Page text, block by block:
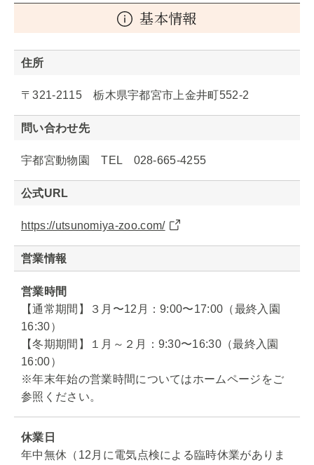
基本情報
住所
〒321-2115 栃木県宇都宮市上金井町552-2
問い合わせ先
宇都宮動物園 TEL 028-665-4255
公式URL
https://utsunomiya-zoo.com/
営業情報
営業時間
【通常期間】３月〜12月：9:00〜17:00（最終入園
16:30）
【冬期期間】１月～２月：9:30〜16:30（最終入園
16:00）
※年末年始の営業時間についてはホームページをご
参照ください。
休業日
年中無休（12月に電気点検による臨時休業がありま